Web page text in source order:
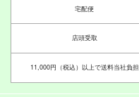
宅配便
店頭受取
11,000円（税込）以上で送料当社負担